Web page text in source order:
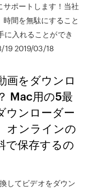
ポートします！当社
間を無駄にすること
に入れることができ
19 2019/03/18
画をダウンロ
Mac用の5最
ウンローダー
オンラインの
で保存するの
してビデオをダウン